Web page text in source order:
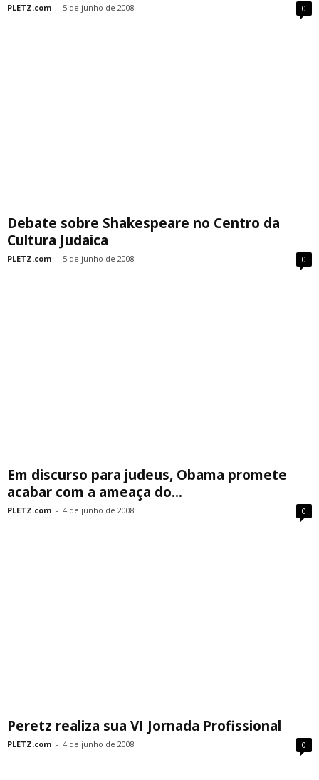
PLETZ.com - 5 de junho de 2008 0
Debate sobre Shakespeare no Centro da
Cultura Judaica
PLETZ.com - 5 de junho de 2008 0
Em discurso para judeus, Obama promete
acabar com a ameaça do...
PLETZ.com - 4 de junho de 2008 0
Peretz realiza sua VI Jornada Profissional
PLETZ.com - 4 de junho de 2008 0